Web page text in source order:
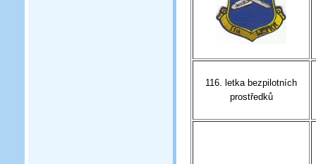
116. letka bezpilotních
prostředků